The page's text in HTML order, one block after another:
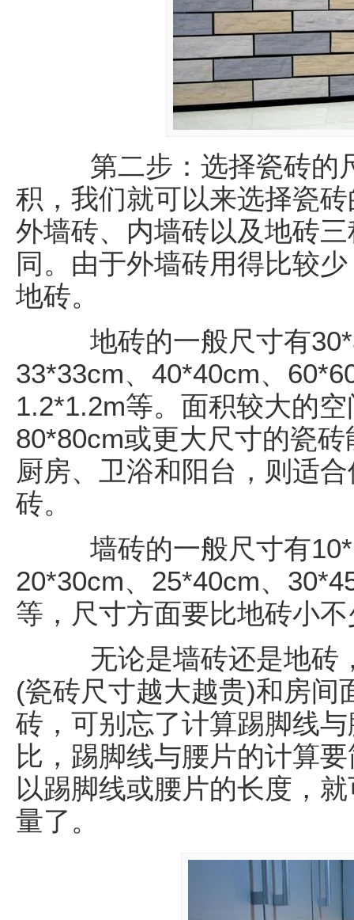
第二步：选择瓷砖的
积，我们就可以来选择瓷
外墙砖、内墙砖以及地砖
同。由于外墙砖用得比较
地砖。
地砖的一般尺寸有
33*33cm、40*40cm、
1.2*1.2m等。面积较大的
80*80cm或更大尺寸的瓷
厨房、卫浴和阳台，则适
砖。
墙砖的一般尺寸有
20*30cm、25*40cm、
等，尺寸方面要比地砖小
无论是墙砖还是地砖
(瓷砖尺寸越大越贵)和房间
砖，可别忘了计算踢脚线
比，踢脚线与腰片的计算
以踢脚线或腰片的长度，
量了。